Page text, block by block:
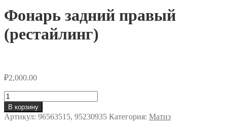
Фонарь задний правый
(рестайлинг)
₽2,000.00
Количество
товара
Фонарь
задний
В корзину
Артикул: 96563515, 95230935 Категория: Матиз